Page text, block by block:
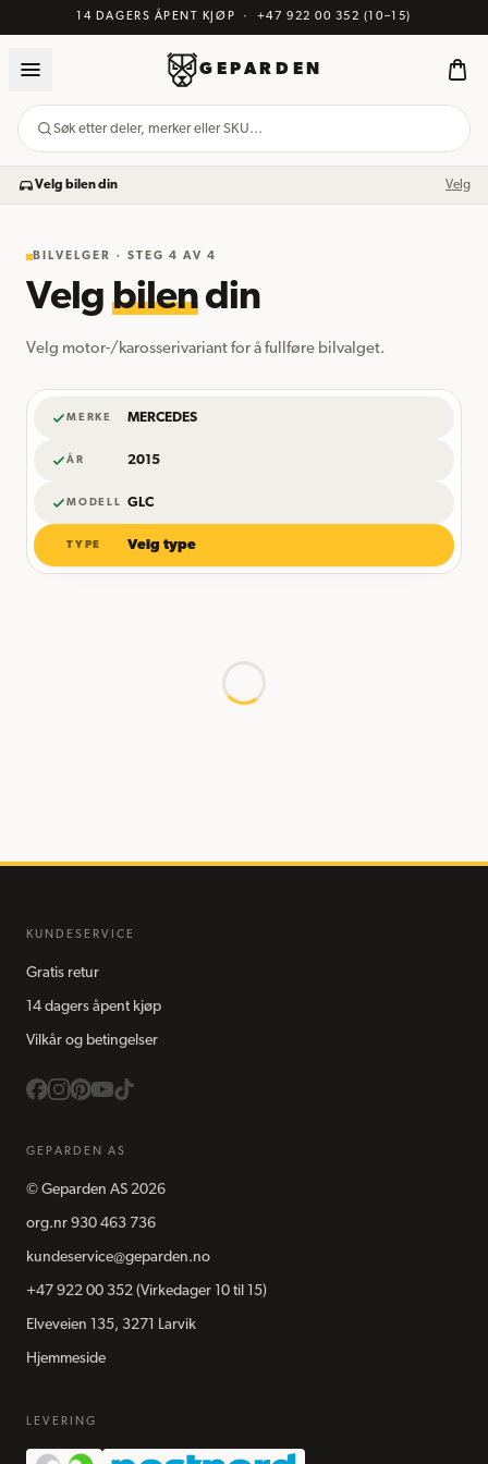
14 DAGERS ÅPENT KJØP · +47 922 00 352 (10–15)
GEPARDEN
Søk etter deler, merker eller SKU…
Velg bilen din Velg
BILVELGER · STEG 4 AV 4
Velg bilendin
Velg motor-/karosserivariant for å fullføre bilvalget.
MERKE MERCEDES
ÅR 2015
MODELL GLC
TYPE Velg type
KUNDESERVICE
Gratis retur
14 dagers åpent kjøp
Vilkår og betingelser
GEPARDEN AS
© Geparden AS 2026
org.nr 930 463 736
kundeservice@geparden.no
+47 922 00 352 (Virkedager 10 til 15)
Elveveien 135, 3271 Larvik
Hjemmeside
LEVERING